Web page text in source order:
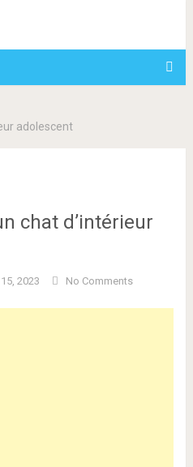
adolescent
chat d’intérieur
2023 No Comments